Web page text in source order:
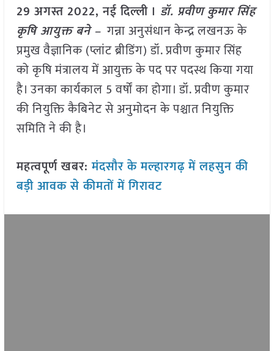
29 अगस्त 2022,नई दिल्ली । डॉ. प्रवीण कुमार सिंह
कृषि आयुक्त बने –गन्ना अनुसंधान केन्द्र लखनऊ के
प्रमुख वैज्ञानिक (प्लांट ब्रीडिंग) डॉ. प्रवीण कुमार सिंह
को कृषि मंत्रालय में आयुक्त के पद पर पदस्थ किया गया
है। उनका कार्यकाल 5 वर्षों का होगा। डॉ. प्रवीण कुमार
की नियुक्ति कैबिनेट से अनुमोदन के पश्चात नियुक्ति
समिति ने की है।
महत्वपूर्ण खबर: मंदसौर के मल्हारगढ़ में लहसुन की
बड़ी आवक से कीमतों में गिरावट